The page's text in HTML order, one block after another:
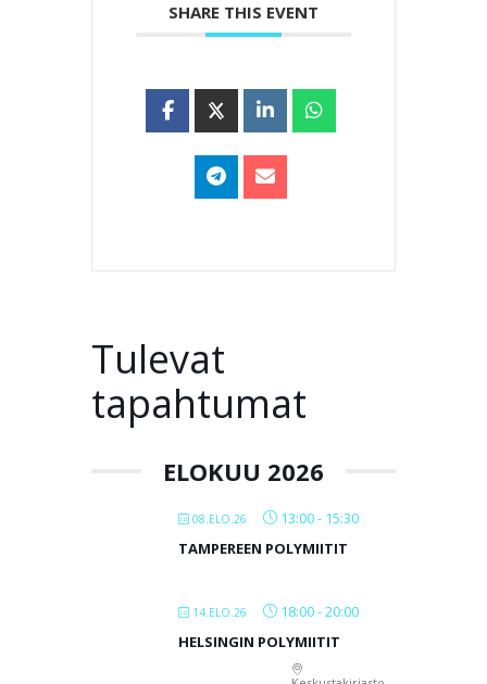
SHARE THIS EVENT
Tulevat
tapahtumat
ELOKUU 2026
08.ELO.26 13:00- 15:30
TAMPEREEN POLYMIITIT
14.ELO.26 18:00-20:00
HELSINGIN POLYMIITIT